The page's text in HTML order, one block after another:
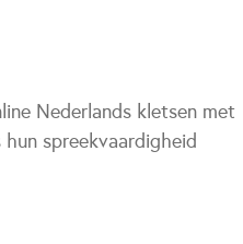
Nederlands kletsen met
spreekvaardigheid